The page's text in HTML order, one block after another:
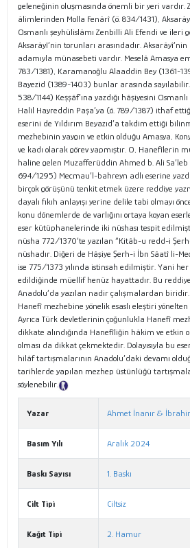
geleneğinin oluşmasında önemli bir yeri vardır.
âlimlerinden Molla Fenârî (ö. 834/1431),
Osmanlı şeyhülislâmı Zenbilli Ali Efendi ve ileri
Aksarâyî’nin torunları arasındadır.
adamıyla münasebeti vardır. Meselâ Amasya
783/1381), Karamanoğlu Alaaddin Bey (1361-
Bayezid (1389-1403) bunlar arasında
538/1144) Keşşâf’ına yazdığı hâşiyesini
Halil Hayreddin Paşa’ya (ö. 789/1387) ithaf
eserini de Yıldırım Beyazıd’a takdim ettiği
mezhebinin yaygın ve etkin olduğu Amasya,
ve kadı olarak görev yapmıştır. O, Hanefîlerin
haline gelen Muzafferüddin Ahmed b. Ali Sa’leb
694/1295) Mecmau’l-bahreyn adlı eserine
birçok görüşünü tenkit etmek üzere reddiye
dayalı fıkıh anlayışı yerine delile tabi olmayı
konu dönemlerde de varlığını ortaya koyan
eser kütüphanelerinde iki nüshası tespit
nüsha 772/1370’te yazılan “Kitâb-u redd-i
nüshadır. Diğeri de Hâşiye Şerh-i İbn Sâatî li-
ise 775/1373 yılında istinsah edilmiştir. Yani
edildiğinde müellif henüz hayattadır. Bu
Anadolu’da yazılan nadir çalışmalardan
Hanefî mezhebine yönelik esaslı eleştiri
Ayrıca Türk devletlerinin çoğunlukla Hanefî
dikkate alındığında Hanefîliğin hâkim ve etkin
olması da dikkat çekmektedir. Dolayısıyla bu
hilâf tartışmalarının Anadolu’daki devamı
tarihlerde yapılan mezhep üstünlüğü
söylenebilir.
Yazar Ahmet İnanır &
Basım Yılı Aralık 2024
Baskı Sayısı 1. Baskı
Cilt Tipi Ciltsiz
Kağıt Tipi 2. Hamur